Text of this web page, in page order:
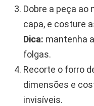
Dobre a peça ao
capa, e costure
Dica: mantenha
folgas.
Recorte o forro
dimensões e
invisíveis.